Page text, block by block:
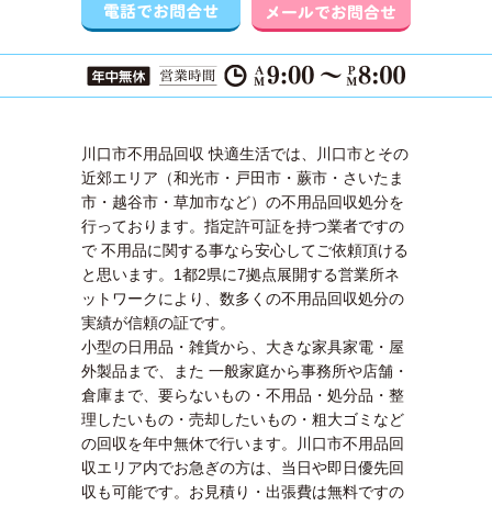
川口市不用品回収 快適生活では、川口市とその
近郊エリア（和光市・戸田市・蕨市・さいたま
市・越谷市・草加市など）の不用品回収処分を
行っております。指定許可証を持つ業者ですの
で 不用品に関する事なら安心してご依頼頂ける
と思います。1都2県に7拠点展開する営業所ネ
ットワークにより、数多くの不用品回収処分の
実績が信頼の証です。
小型の日用品・雑貨から、大きな家具家電・屋
外製品まで、また 一般家庭から事務所や店舗・
倉庫まで、要らないもの・不用品・処分品・整
理したいもの・売却したいもの・粗大ゴミなど
の回収を年中無休で行います。川口市不用品回
収エリア内でお急ぎの方は、当日や即日優先回
収も可能です。お見積り・出張費は無料ですの